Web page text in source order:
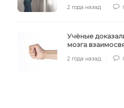
2 года назад
Учёные
мозга
2 года назад